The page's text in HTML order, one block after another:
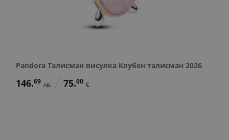
Pandora Талисман висулка Клубен талисман 2026
146.69 лв. 75.00 €